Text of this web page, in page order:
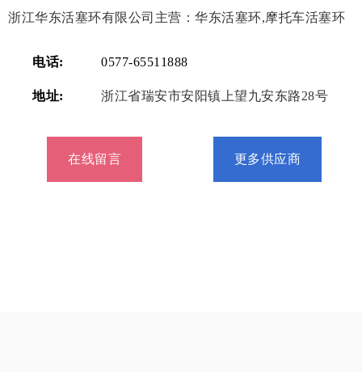
浙江华东活塞环有限公司主营：华东活塞环,摩托车活塞环
电话: 0577-65511888
地址: 浙江省瑞安市安阳镇上望九安东路28号
在线留言 更多供应商